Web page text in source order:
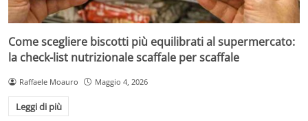
Come scegliere biscotti più equilibrati al supermercato:
la check-list nutrizionale scaffale per scaffale
Raffaele Moauro Maggio 4, 2026
Leggi di più